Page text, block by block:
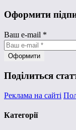
Оформити
Ваш e-mail *
Поділиться
Реклама на сайті
Категорії